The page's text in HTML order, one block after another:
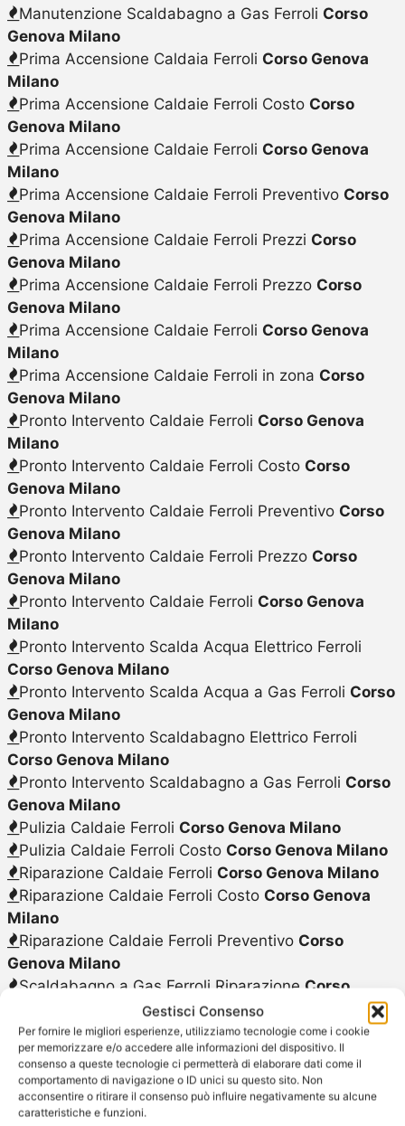
Gestisci Consenso
Per fornire le migliori esperienze, utilizziamo tecnologie come i cookie
per memorizzare e/o accedere alle informazioni del dispositivo. Il
consenso a queste tecnologie ci permetterà di elaborare dati come il
comportamento di navigazione o ID unici su questo sito. Non
acconsentire o ritirare il consenso può influire negativamente su alcune
caratteristiche e funzioni.
Manutenzione Scaldabagno a Gas Ferroli Corso
Genova Milano
Prima Accensione Caldaia Ferroli Corso Genova
Milano
Prima Accensione Caldaie Ferroli Costo Corso
Genova Milano
Prima Accensione Caldaie Ferroli Corso Genova
Milano
Prima Accensione Caldaie Ferroli Preventivo Corso
Genova Milano
Prima Accensione Caldaie Ferroli Prezzi Corso
Genova Milano
Prima Accensione Caldaie Ferroli Prezzo Corso
Genova Milano
Prima Accensione Caldaie Ferroli Corso Genova
Milano
Prima Accensione Caldaie Ferroli in zona Corso
Genova Milano
Pronto Intervento Caldaie Ferroli Corso Genova
Milano
Pronto Intervento Caldaie Ferroli Costo Corso
Genova Milano
Pronto Intervento Caldaie Ferroli Preventivo Corso
Genova Milano
Pronto Intervento Caldaie Ferroli Prezzo Corso
Genova Milano
Pronto Intervento Caldaie Ferroli Corso Genova
Milano
Pronto Intervento Scalda Acqua Elettrico Ferroli
Corso Genova Milano
Pronto Intervento Scalda Acqua a Gas Ferroli Corso
Genova Milano
Pronto Intervento Scaldabagno Elettrico Ferroli
Corso Genova Milano
Pronto Intervento Scaldabagno a Gas Ferroli Corso
Genova Milano
Pulizia Caldaie Ferroli Corso Genova Milano
Pulizia Caldaie Ferroli Costo Corso Genova Milano
Riparazione Caldaie Ferroli Corso Genova Milano
Riparazione Caldaie Ferroli Costo Corso Genova
Milano
Riparazione Caldaie Ferroli Preventivo Corso
Genova Milano
Scaldabagno a Gas Ferroli Riparazione Corso
Scaldabagno a Gas FerroliCorso Genova Milano
Scaldabagno a Gas Ferroli SostituzioneCorso
Genova Milano
Scaldabagno a Gas Ferroli VenditaCorso Genova
Milano